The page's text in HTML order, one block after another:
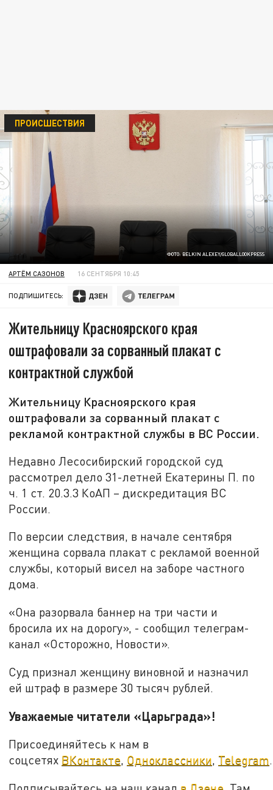
ФОТО: BELKIN ALEXEY/GLOBALLOOKPRESS
ПРОИСШЕСТВИЯ
АРТЁМ САЗОНОВ 16 СЕНТЯБРЯ 10:45
ПОДПИШИТЕСЬ:
Жительницу Красноярского края
оштрафовали за сорванный плакат с
контрактной службой
Жительницу Красноярского края
оштрафовали за сорванный плакат с
рекламой контрактной службы в ВС России.
Недавно Лесосибирский городской суд
рассмотрел дело 31-летней Екатерины П. по
ч. 1 ст. 20.3.3 КоАП – дискредитация ВС
России.
По версии следствия, в начале сентября
женщина сорвала плакат с рекламой военной
службы, который висел на заборе частного
дома.
«Она разорвала баннер на три части и
бросила их на дорогу», - сообщил телеграм-
канал «Осторожно, Новости».
Суд признал женщину виновной и назначил
ей штраф в размере 30 тысяч рублей.
Уважаемые читатели «Царьграда»!
Присоединяйтесь к нам в
соцсетях ВКонтакте, Одноклассники, Telegram.